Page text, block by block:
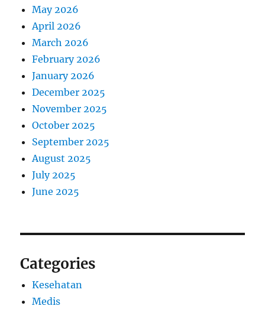
May 2026
April 2026
March 2026
February 2026
January 2026
December 2025
November 2025
October 2025
September 2025
August 2025
July 2025
June 2025
Categories
Kesehatan
Medis